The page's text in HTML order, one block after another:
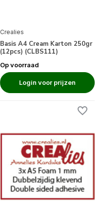
Crealies
Basis A4 Cream Karton 250gr
(12pcs) (CLBS111)
Op voorraad
Login voor prijzen